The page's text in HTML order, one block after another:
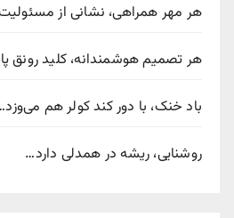
هر مهر همراهی، نشانی از
هر تصمیم هوشمندانه، کلید رونق
باد خنک، با دور کند کولر هم
روشنایی، ریشه در همدلی دارد…